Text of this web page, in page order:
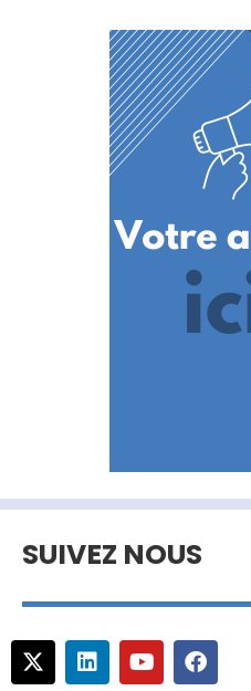
SUIVEZ NOUS